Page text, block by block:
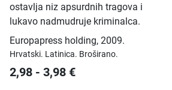
ostavlja niz apsurdnih tragova i
lukavo nadmudruje kriminalca.
Europapress holding,2009.
Hrvatski. Latinica. Broširano.
2,98 -3,98 €